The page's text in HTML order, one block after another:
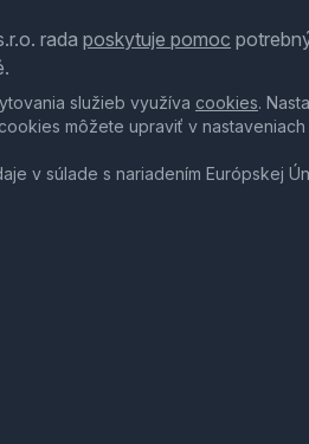
rada poskytuje pomoc
služieb využíva cookies.
môžete upraviť v nastaveniach
v súlade s nariadením Európskej